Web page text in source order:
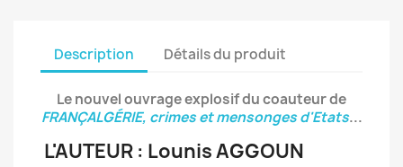
Description Détails du produit
Le nouvel ouvrage explosif du coauteur de
FRANÇALGÉRIE, crimes et mensonges d'Etats...
L'AUTEUR : Lounis AGGOUN